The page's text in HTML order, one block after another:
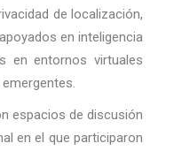
de localización,
en inteligencia
en entornos virtuales
espacios de discusión
en el que participaron